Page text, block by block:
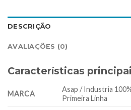
DESCRIÇÃO
AVALIAÇÕES (0)
Características
MARCA
Asap / Industria
Primeira Linha